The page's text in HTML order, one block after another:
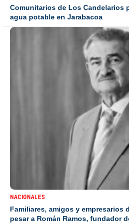
Comunitarios de Los Candelarios
agua potable en Jarabacoa
NACIONALES
Familiares, amigos y empresarios
pesar a Román Ramos, fundador